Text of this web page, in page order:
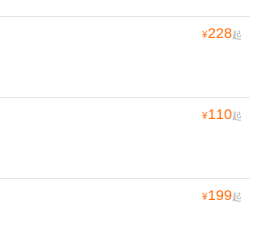
¥228起
¥110起
¥199起